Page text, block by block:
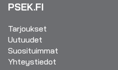
PSEK.FI
Tarjoukset
Uutuudet
Suosituimmat
Yhteystiedot